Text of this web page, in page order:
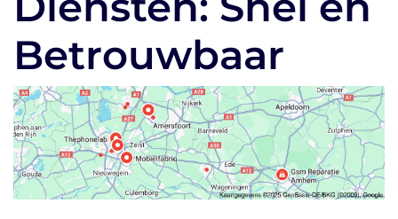
Betrouwbaar